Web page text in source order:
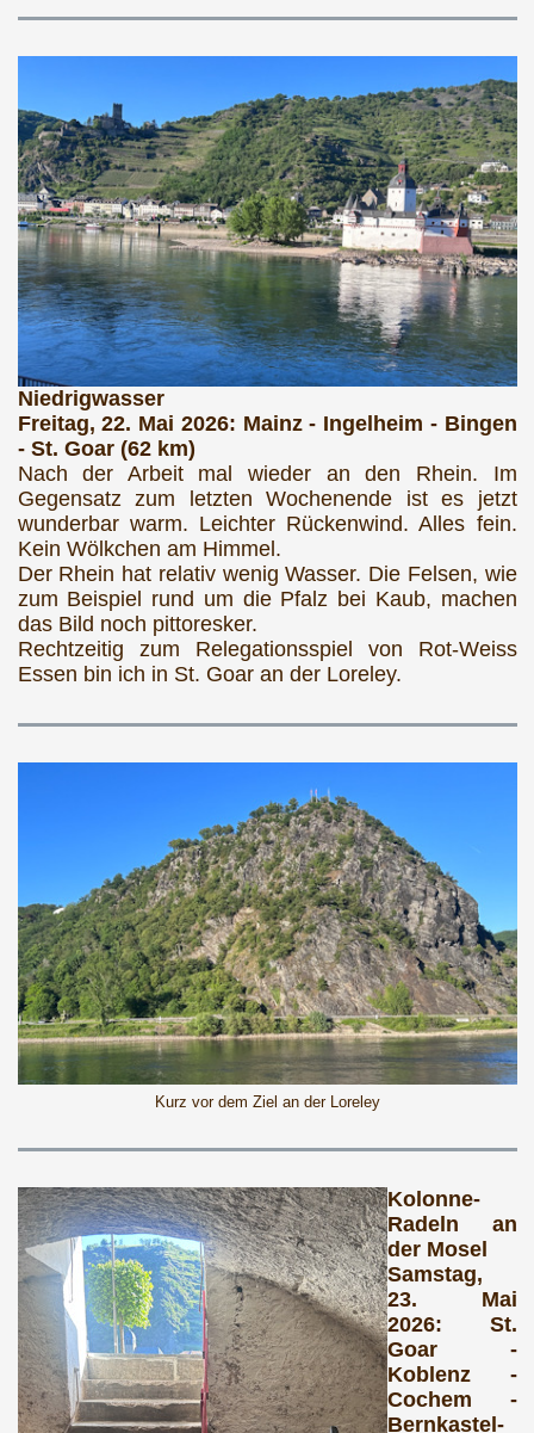
Niedrigwasser
Freitag, 22. Mai 2026: Mainz - Ingelheim - Bingen
- St. Goar (62 km)
Nach der Arbeit mal wieder an den Rhein. Im
Gegensatz zum letzten Wochenende ist es jetzt
wunderbar warm. Leichter Rückenwind. Alles fein.
Kein Wölkchen am Himmel.
Der Rhein hat relativ wenig Wasser. Die Felsen, wie
zum Beispiel rund um die Pfalz bei Kaub, machen
das Bild noch pittoresker.
Rechtzeitig zum Relegationsspiel von Rot-Weiss
Essen bin ich in St. Goar an der Loreley.
Kurz vor dem Ziel an der Loreley
Kolonne-
Radeln an
der Mosel
Samstag,
23. Mai
2026: St.
Goar -
Koblenz -
Cochem -
Bernkastel-